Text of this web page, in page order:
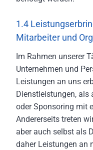
1.4
Mitarbeiter und
Im Rahmen unserer
Unternehmen und
Leistungen an uns
Dienstleistungen, als
oder Sponsoring mit
Andererseits treten
aber auch selbst als
daher Leistungen an